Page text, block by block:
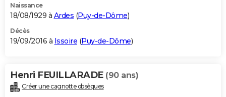
Naissance
18/08/1929 à Ardes (Puy-de-Dôme)
Décès
19/09/2016 à Issoire (Puy-de-Dôme)
Henri FEUILLARADE (90 ans)
Créer une cagnotte obsèques